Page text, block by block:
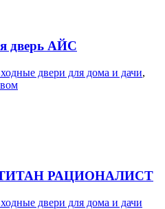
дверь АЙС
двери для дома и дачи,
ТИТАН РАЦИОНАЛИСТ
двери для дома и дачи